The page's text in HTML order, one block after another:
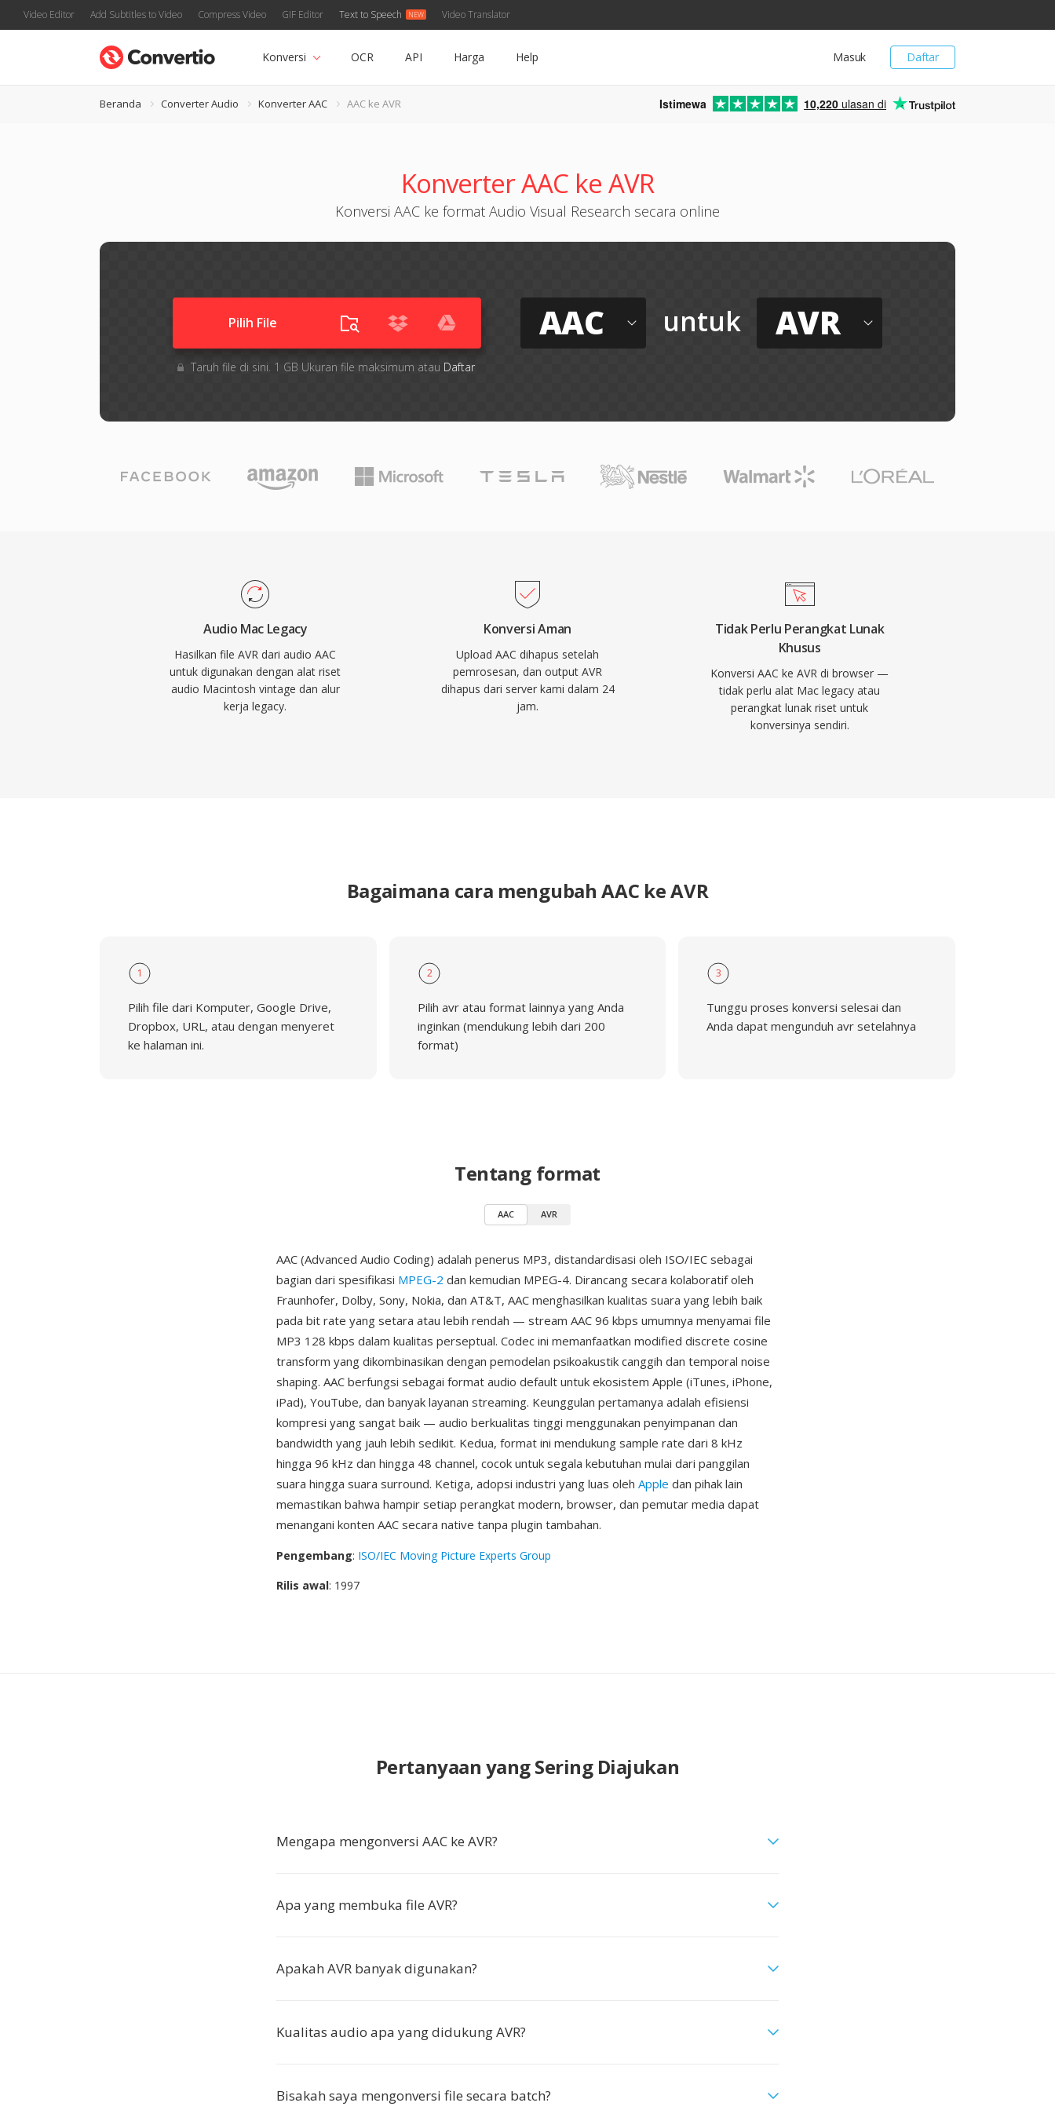
Video Editor Add Subtitles to Video Compress Video GIF Editor Text to Speech Video Translator
Daftar
Masuk
Konversi OCR API Harga Help
Beranda Converter Audio Konverter AAC AAC ke AVR Istimewa 10,220 ulasan di
Konverter AAC ke AVR
Konversi AAC ke format Audio Visual Research secara online
Pilih File
Taruh file di sini. 1 GB Ukuran file maksimum atau Daftar
AAC untuk AVR
Audio Mac Legacy
Hasilkan file AVR dari audio AAC
untuk digunakan dengan alat riset
audio Macintosh vintage dan alur
kerja legacy.
Konversi Aman
Upload AAC dihapus setelah
pemrosesan, dan output AVR
dihapus dari server kami dalam 24
jam.
Tidak Perlu Perangkat Lunak
Khusus
Konversi AAC ke AVR di browser —
tidak perlu alat Mac legacy atau
perangkat lunak riset untuk
konversinya sendiri.
Bagaimana cara mengubah AAC ke AVR
1
Pilih file dari Komputer, Google Drive,
Dropbox, URL, atau dengan menyeret
ke halaman ini.
2
Pilih avr atau format lainnya yang Anda
inginkan (mendukung lebih dari 200
format)
3
Tunggu proses konversi selesai dan
Anda dapat mengunduh avr setelahnya
Tentang format
AAC AVR
AAC (Advanced Audio Coding) adalah penerus MP3, distandardisasi oleh ISO/IEC sebagai
bagian dari spesifikasi MPEG-2 dan kemudian MPEG-4. Dirancang secara kolaboratif oleh
Fraunhofer, Dolby, Sony, Nokia, dan AT&T, AAC menghasilkan kualitas suara yang lebih baik
pada bit rate yang setara atau lebih rendah — stream AAC 96 kbps umumnya menyamai file
MP3 128 kbps dalam kualitas perseptual. Codec ini memanfaatkan modified discrete cosine
transform yang dikombinasikan dengan pemodelan psikoakustik canggih dan temporal noise
shaping. AAC berfungsi sebagai format audio default untuk ekosistem Apple (iTunes, iPhone,
iPad), YouTube, dan banyak layanan streaming. Keunggulan pertamanya adalah efisiensi
kompresi yang sangat baik — audio berkualitas tinggi menggunakan penyimpanan dan
bandwidth yang jauh lebih sedikit. Kedua, format ini mendukung sample rate dari 8 kHz
hingga 96 kHz dan hingga 48 channel, cocok untuk segala kebutuhan mulai dari panggilan
suara hingga suara surround. Ketiga, adopsi industri yang luas oleh Apple dan pihak lain
memastikan bahwa hampir setiap perangkat modern, browser, dan pemutar media dapat
menangani konten AAC secara native tanpa plugin tambahan.
Pengembang: ISO/IEC Moving Picture Experts Group
Rilis awal: 1997
Pertanyaan yang Sering Diajukan
Mengapa mengonversi AAC ke AVR?
Apa yang membuka file AVR?
Apakah AVR banyak digunakan?
Kualitas audio apa yang didukung AVR?
Bisakah saya mengonversi file secara batch?